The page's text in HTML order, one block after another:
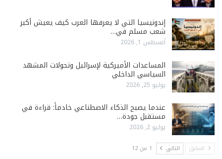
إندونيسيا التي لا يعرفها العرب كيف يعيش أكبر
شعب مسلم في…
أغسطس 1, 2026
المساعدات الأميركية لإسرائيل وتحولات المشهد
السياسي الداخلي
يوليو 25, 2026
عندما يصبح الذكاء الاصطناعي خادماً: قراءة في
مستقبل جودة…
يوليو 2, 2026
السابق التالي 1 من 12